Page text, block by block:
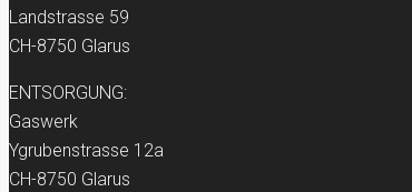
Landstrasse 59
CH-8750 Glarus
ENTSORGUNG:
Gaswerk
Ygrubenstrasse 12a
CH-8750 Glarus